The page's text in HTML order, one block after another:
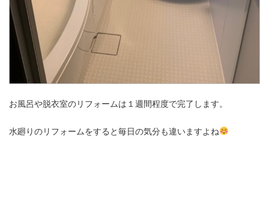
お風呂や脱衣室のリフォームは１週間程度で完了します。
水廻りのリフォームをすると毎日の気分も違いますよね